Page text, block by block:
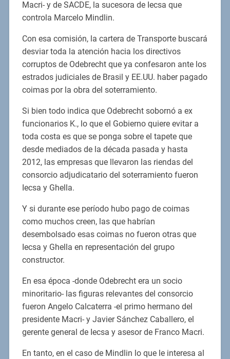
Macri- y de SACDE, la sucesora de Iecsa que
controla Marcelo Mindlin.
Con esa comisión, la cartera de Transporte buscará
desviar toda la atención hacia los directivos
corruptos de Odebrecht que ya confesaron ante los
estrados judiciales de Brasil y EE.UU. haber pagado
coimas por la obra del soterramiento.
Si bien todo indica que Odebrecht sobornó a ex
funcionarios K., lo que el Gobierno quiere evitar a
toda costa es que se ponga sobre el tapete que
desde mediados de la década pasada y hasta
2012, las empresas que llevaron las riendas del
consorcio adjudicatario del soterramiento fueron
Iecsa y Ghella.
Y si durante ese período hubo pago de coimas
como muchos creen, las que habrían
desembolsado esas coimas no fueron otras que
Iecsa y Ghella en representación del grupo
constructor.
En esa época -donde Odebrecht era un socio
minoritario- las figuras relevantes del consorcio
fueron Angelo Calcaterra -el primo hermano del
presidente Macri- y Javier Sánchez Caballero, el
gerente general de Iecsa y asesor de Franco Macri.
En tanto, en el caso de Mindlin lo que le interesa al